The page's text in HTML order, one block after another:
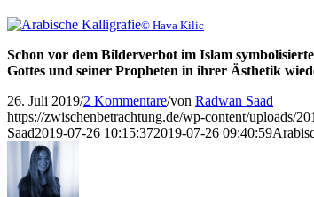
© Hava Kilic
Schon vor dem Bilderverbot im Islam
Gottes und seiner Propheten in ihrer Ästhetik
26. Juli 2019/2 Kommentare/von Radwan Saad
https://zwischenbetrachtung.de/wp-content/uploads/
Saad2019-07-26 10:15:372019-07-26 09:40:59